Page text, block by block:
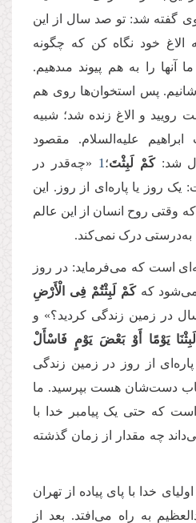
وی گفته شد: تو صد سال از این
الاغ خود نگاه كن که چگونه
آنها را به هم پیوند مى‏دهیم.
پس استخوان‌ها روی هم
و الاغ زنده شد؛ شبیه
علیه‌السلام. مقصود
شد:كَمْ لَبِثْتَ؛ 1 «چه‌قدر در
یک روز یا پاره‌ای از روز. این
که وقتی روح انسان از این عالم
‌به‌درستی درک نمی‌کند.
است که می‌فرماید: در روز
که كَمْ لَبِثْتُمْ فِی الْأَرْضِ
در زمین زندگی کردید؟» و
لَبِثْنَا یَوْمًا أَوْ بَعْضَ یَوْمٍ فَاسْأَلْ
از روز در زمین زندگی
دست‌شان هست بپرسید. ما
است که حتی یک پیامبر خدا با
چه مقدار از زمان گذشته
خدا با پای پیاده از تهران
به راه می‌افتد. بعد از